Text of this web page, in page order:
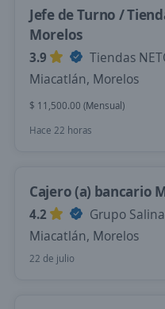
Jefe de Turno /
Morelos
3.9
Tiendas
Miacatlán, Morelos
$ 11,500.00 (Mensual)
Hace 22 horas
Cajero (a) bancario
4.2
Grupo
Miacatlán, Morelos
22 de julio